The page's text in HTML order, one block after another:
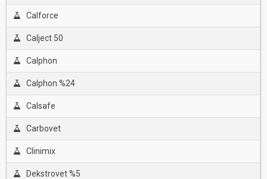
Calforce
Calject 50
Calphon
Calphon %24
Calsafe
Carbovet
Clinimix
Dekstrovet %5